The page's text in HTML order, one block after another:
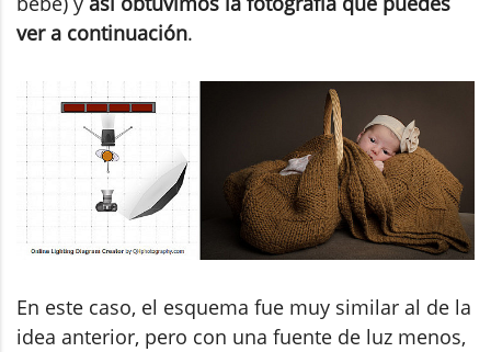
ver a continuación.
En este caso, el esquema fue muy similar al de la
idea anterior, pero con una fuente de luz menos,